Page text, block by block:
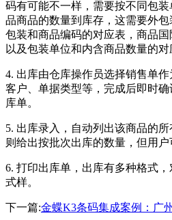
码有可能不一样，需要按不同包
品商品的数量到库存，这需要外包
包装和商品编码的对应表，商品国
以 及包装单位和内含商品数量的对
4. 出库由仓库操作员选择销售单
客户、单据类型等，完成后即时
库单。
5. 出库录入，自动列出该商品的
则给出按批次出库的数量，但用户
6. 打印出库单，出库有多种格式
式样。
下一篇:金蝶K3条码集成案例：广